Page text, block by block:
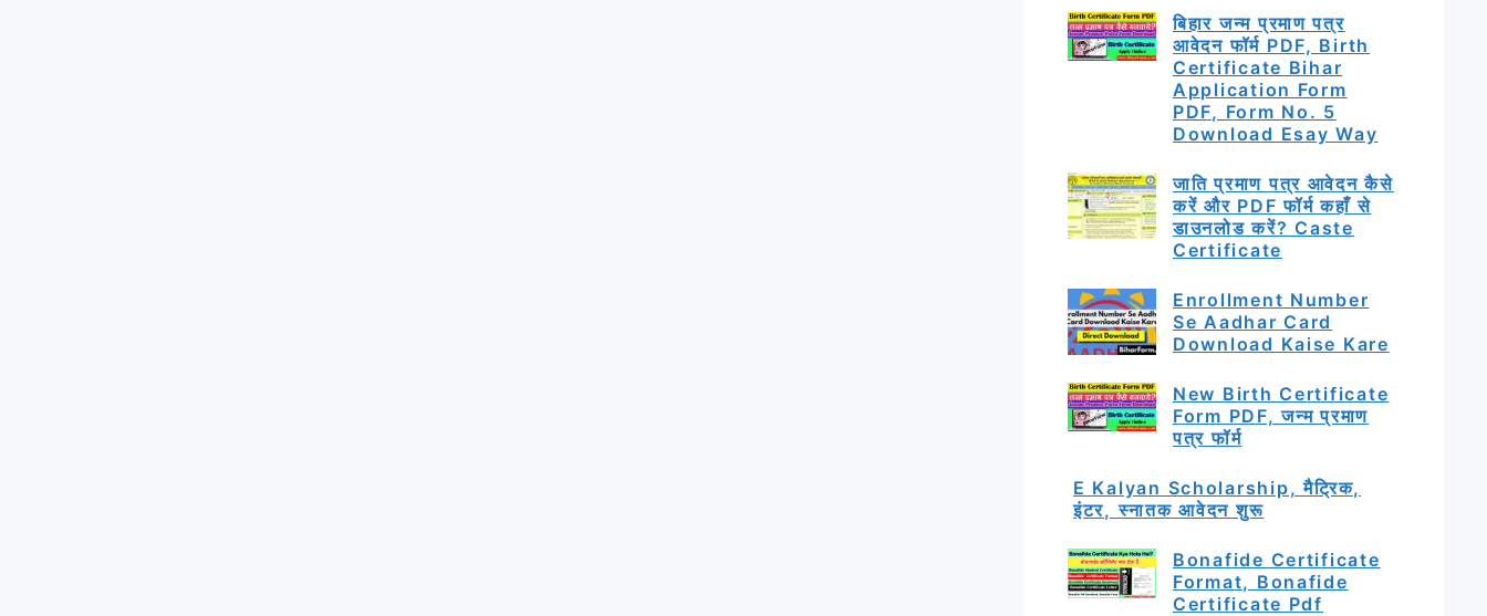
बिहार जन्म प्रमाण पत्र
आवेदन फॉर्म PDF, Birth
Certificate Bihar
Application Form
PDF, Form No. 5
Download Esay Way
जाति प्रमाण पत्र आवेदन कैसे
करें और PDF फॉर्म कहाँ से
डाउनलोड करें? Caste
Certificate
Enrollment Number
Se Aadhar Card
Download Kaise Kare
New Birth Certificate
Form PDF, जन्म प्रमाण
पत्र फॉर्म
E Kalyan Scholarship, मैट्रिक,
इंटर, स्नातक आवेदन शुरू
Bonafide Certificate
Format, Bonafide
Certificate Pdf